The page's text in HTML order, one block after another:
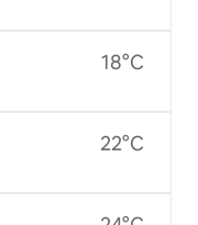
18°C
22°C